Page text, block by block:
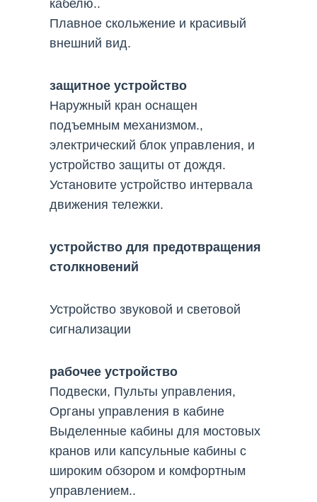
кабелю..
Плавное скольжение и красивый
внешний вид.
защитное устройство
Наружный кран оснащен
подъемным механизмом.,
электрический блок управления, и
устройство защиты от дождя.
Установите устройство интервала
движения тележки.
устройство для предотвращения
столкновений
Устройство звуковой и световой
сигнализации
рабочее устройство
Подвески, Пульты управления,
Органы управления в кабине
Выделенные кабины для мостовых
кранов или капсульные кабины с
широким обзором и комфортным
управлением..